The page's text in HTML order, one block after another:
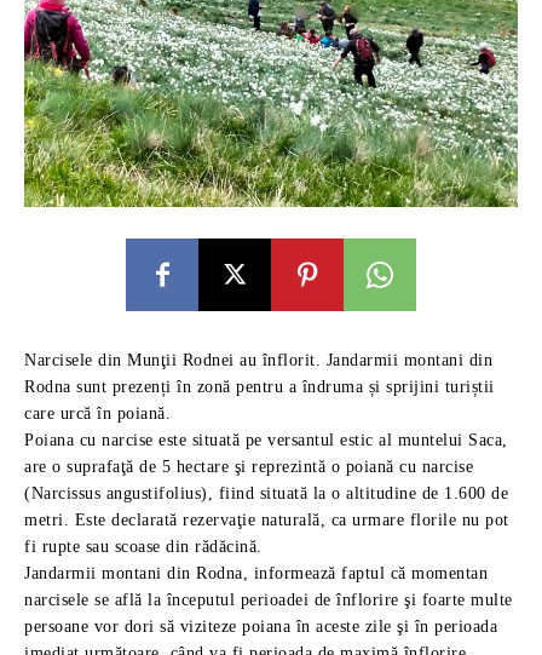
Narcisele din Munţii Rodnei au înflorit. Jandarmii montani din
Rodna sunt prezenți în zonă pentru a îndruma și sprijini turiștii
care urcă în poiană.
Poiana cu narcise este situată pe versantul estic al muntelui Saca,
are o suprafaţă de 5 hectare şi reprezintă o poiană cu narcise
(Narcissus angustifolius), fiind situată la o altitudine de 1.600 de
metri. Este declarată rezervaţie naturală, ca urmare florile nu pot
fi rupte sau scoase din rădăcină.
Jandarmii montani din Rodna, informează faptul că momentan
narcisele se află la începutul perioadei de înflorire şi foarte multe
persoane vor dori să viziteze poiana în aceste zile şi în perioada